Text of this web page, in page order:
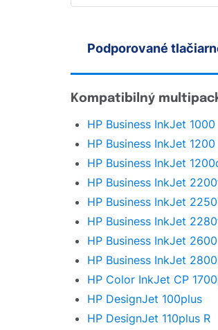
Podporované
Kompatibilný
HP Business InkJet 1000
HP Business InkJet 1200
HP Business InkJet
HP Business InkJet
HP Business InkJet
HP Business InkJet
HP Business InkJet 2600
HP Business InkJet
HP Color InkJet CP
HP DesignJet 100plus
HP DesignJet 110plus R